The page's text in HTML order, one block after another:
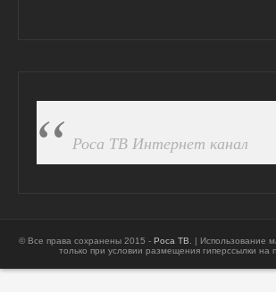
ПОДПИСАТЬСЯ НА FB
Роса ТВ Интернет канал
© Все права сохранены 2015 - Роса ТВ . | Использование
только при условии размещения гиперссылки на